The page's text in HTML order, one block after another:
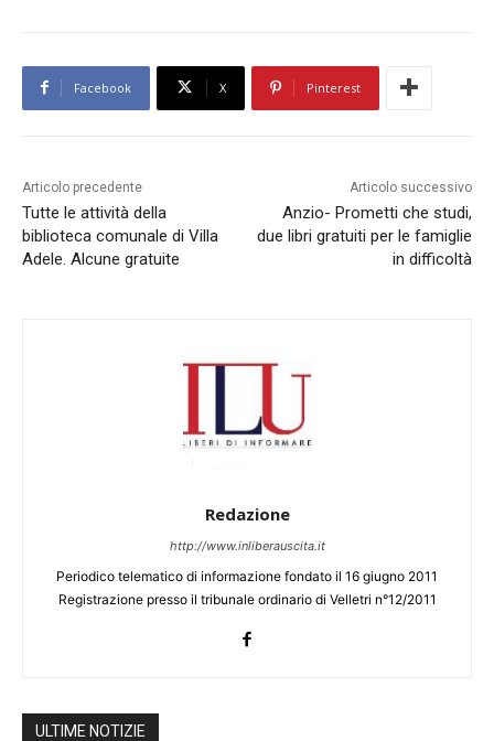
Facebook X Pinterest
Articolo precedente
Tutte le attività della
biblioteca comunale di Villa
Adele. Alcune gratuite
Articolo successivo
Anzio- Prometti che studi,
due libri gratuiti per le famiglie
in difficoltà
Redazione
http://www.inliberauscita.it
Periodico telematico di informazione fondato il 16 giugno 2011
Registrazione presso il tribunale ordinario di Velletri n°12/2011
ULTIME NOTIZIE